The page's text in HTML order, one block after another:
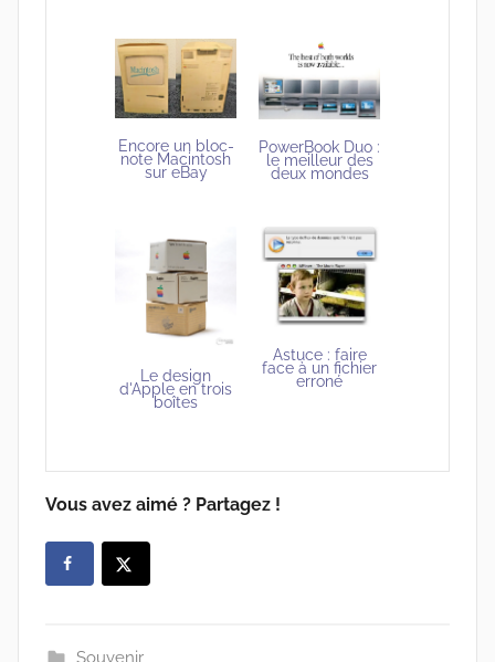
Encore un bloc-
note Macintosh
sur eBay
PowerBook Duo :
le meilleur des
deux mondes
Le design
d'Apple en trois
boîtes
Astuce : faire
face à un fichier
erroné
Vous avez aimé ? Partagez !
Souvenir